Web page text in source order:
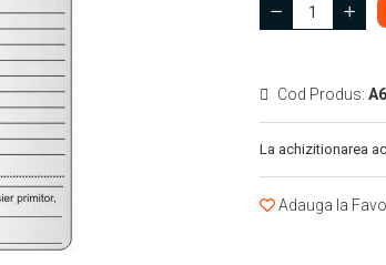
Cod Produs:
La achizitionarea
Adauga la